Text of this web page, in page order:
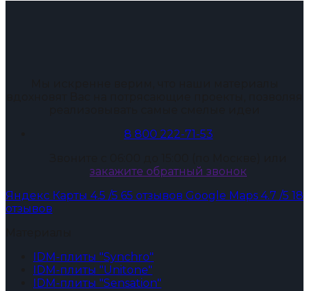
8 800 222-71-53
закажите обратный звонок
Яндекс Карты 4.5 /5 65 отзывов Google Maps 4.7 /5 18
отзывов
IDM-плиты "Synchro"
IDM-плиты "Unitone"
IDM-плиты "Sensation"